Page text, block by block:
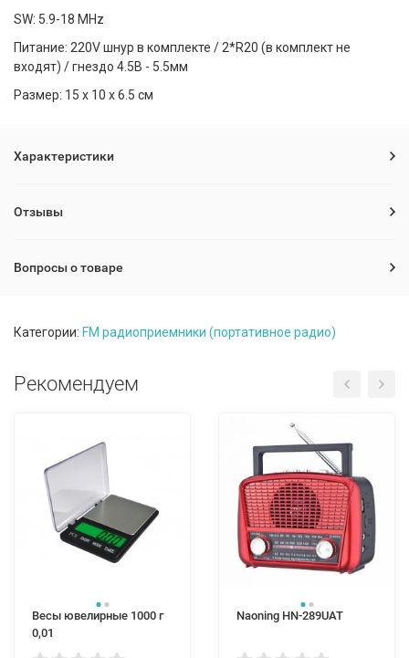
SW: 5.9-18 MHz
Питание: 220V шнур в комплекте / 2*R20 (в комплект не
входят) / гнездо 4.5В - 5.5мм
Размер: 15 х 10 х 6.5 см
Характеристики
Отзывы
Вопросы о товаре
Категории: FM радиоприемники (портативное радио)
Рекомендуем
Весы ювелирные 1000 г
0,01
Naoning HN-289UAT